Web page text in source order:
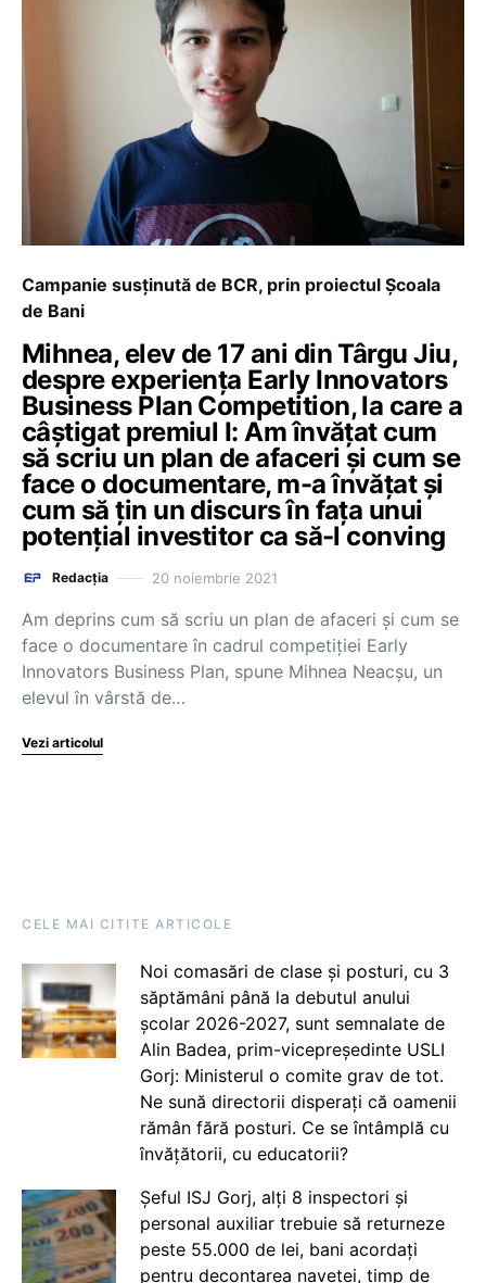
Campanie susținută de BCR, prin proiectul Școala
de Bani
Mihnea, elev de 17 ani din Târgu Jiu,
despre experiența Early Innovators
Business Plan Competition, la care a
câștigat premiul I: Am învățat cum
să scriu un plan de afaceri și cum se
face o documentare, m-a învățat și
cum să țin un discurs în fața unui
potențial investitor ca să-l conving
Redacția 20 noiembrie 2021
Am deprins cum să scriu un plan de afaceri și cum se
face o documentare în cadrul competiției Early
Innovators Business Plan, spune Mihnea Neacșu, un
elevul în vârstă de…
Vezi articolul
CELE MAI CITITE ARTICOLE
Noi comasări de clase și posturi, cu 3
săptămâni până la debutul anului
școlar 2026-2027, sunt semnalate de
Alin Badea, prim-vicepreședinte USLI
Gorj: Ministerul o comite grav de tot.
Ne sună directorii disperați că oamenii
rămân fără posturi. Ce se întâmplă cu
învățătorii, cu educatorii?
Șeful ISJ Gorj, alți 8 inspectori și
personal auxiliar trebuie să returneze
peste 55.000 de lei, bani acordați
pentru decontarea navetei, timp de